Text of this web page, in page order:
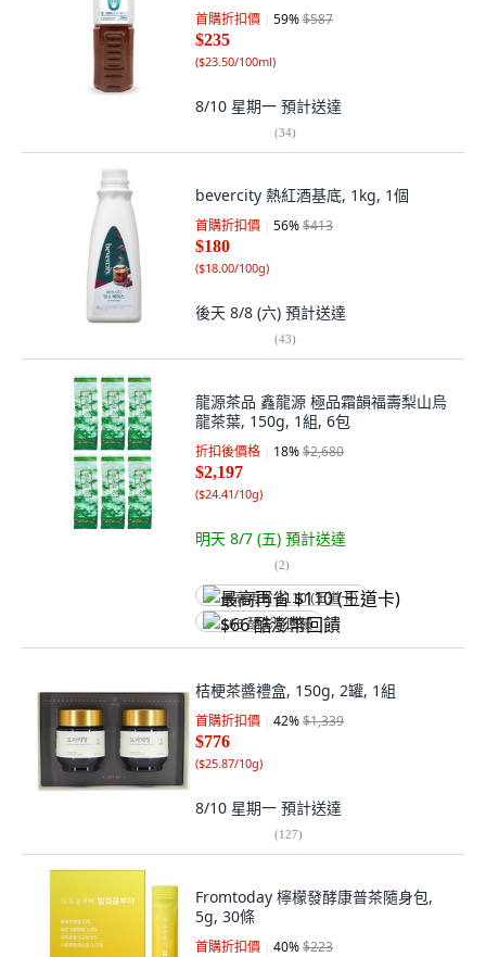
首購折扣價 59%$587
$235
($23.50/100ml)
8/10 星期一 預計送達
(34)
bevercity 熱紅酒基底, 1kg, 1個
首購折扣價 56%$413
$180
($18.00/100g)
後天 8/8 (六) 預計送達
(43)
龍源茶品 鑫龍源 極品霜韻福壽梨山烏
龍茶葉, 150g, 1組, 6包
折扣後價格 18%$2,680
$2,197
($24.41/10g)
明天 8/7 (五) 預計送達
(2)
最高再省 $110 (王道卡)
$66 酷澎幣回饋
桔梗茶醬禮盒, 150g, 2罐, 1組
首購折扣價 42%$1,339
$776
($25.87/10g)
8/10 星期一 預計送達
(127)
Fromtoday 檸檬發酵康普茶隨身包,
5g, 30條
首購折扣價 40%$223